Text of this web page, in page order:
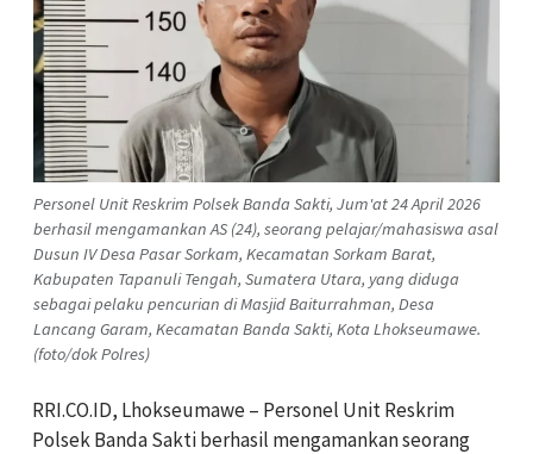
Personel Unit Reskrim Polsek Banda Sakti, Jum'at 24 April 2026
berhasil mengamankan AS (24), seorang pelajar/mahasiswa asal
Dusun IV Desa Pasar Sorkam, Kecamatan Sorkam Barat,
Kabupaten Tapanuli Tengah, Sumatera Utara, yang diduga
sebagai pelaku pencurian di Masjid Baiturrahman, Desa
Lancang Garam, Kecamatan Banda Sakti, Kota Lhokseumawe.
(foto/dok Polres)
RRI.CO.ID, Lhokseumawe – Personel Unit Reskrim
Polsek Banda Sakti berhasil mengamankan seorang